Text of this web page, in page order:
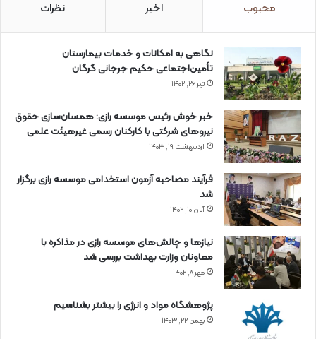
محبوب اخیر نظرات
نگاهی به امکانات و خدمات بیمارستان
تأمین‌اجتماعی حکیم جرجانی گرگان
تیر ۲۶, ۱۴۰۲
خبر خوش رئیس موسسه رازی: همسان‌سازی حقوق
نیروهای شرکتی با کارکنان رسمی غیرهیئت علمی
اردیبهشت ۱۹, ۱۴۰۳
فرآیند مصاحبه آزمون استخدامی موسسه رازی برگزار
شد
آبان ۱۰, ۱۴۰۲
نیازها و چالش‌های موسسه رازی در مذاکره با
معاونان وزارت بهداشت بررسی شد
مهر ۸, ۱۴۰۲
پژوهشگاه مواد و انرژی را بیشتر بشناسیم
بهمن ۲۲, ۱۴۰۳